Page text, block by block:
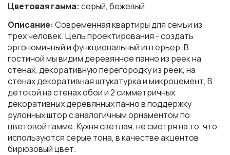
Цветовая гамма: серый, бежевый
Описание: Современная квартиры для семьи из
трех человек. Цель проектирования - создать
эргономичный и функциональный интерьер. В
гостиной мы видим деревянное панно из реек на
стенах, декоративную перегородку из реек, на
стенах декоративная штукатурка и микроцемент, В
детской на стенах обои и 2 симметричных
декоративных деревянных панно в поддержку
рулонных штор с аналогичным орнаментом по
цветовой гамме. Кухня светлая, не смотря на то, что
используются серые тона, в качестве акцентов
бирюзовый цвет.